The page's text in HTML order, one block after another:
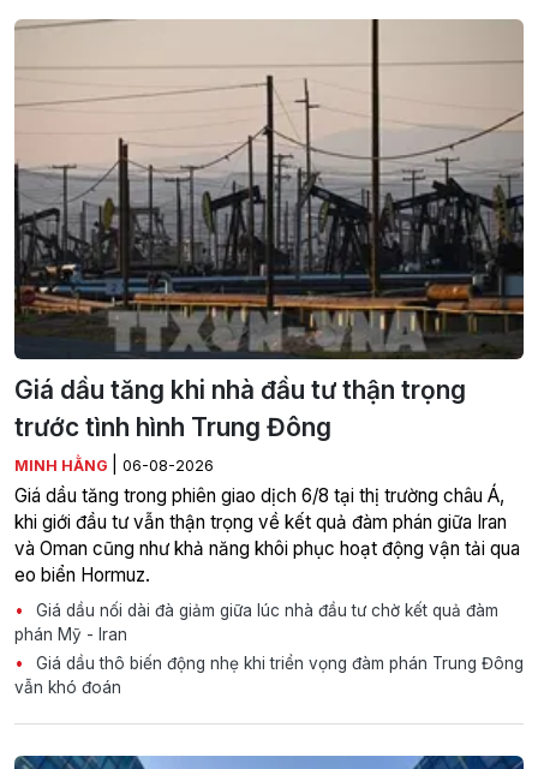
Giá dầu tăng khi nhà đầu tư thận trọng
trước tình hình Trung Đông
MINH HẰNG 06-08-2026
Giá dầu tăng trong phiên giao dịch 6/8 tại thị trường châu Á,
khi giới đầu tư vẫn thận trọng về kết quả đàm phán giữa Iran
và Oman cũng như khả năng khôi phục hoạt động vận tải qua
eo biển Hormuz.
Giá dầu nối dài đà giảm giữa lúc nhà đầu tư chờ kết quả đàm
phán Mỹ - Iran
Giá dầu thô biến động nhẹ khi triển vọng đàm phán Trung Đông
vẫn khó đoán